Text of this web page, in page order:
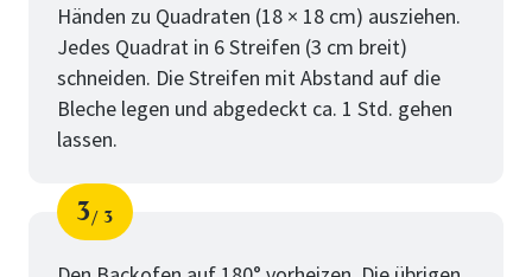
Händen zu Quadraten (18 × 18 cm) ausziehen.
Jedes Quadrat in 6 Streifen (3 cm breit)
schneiden. Die Streifen mit Abstand auf die
Bleche legen und abgedeckt ca. 1 Std. gehen
lassen.
Schritt
3
von
3